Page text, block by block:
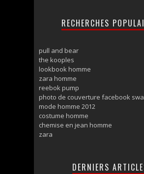
RECHERCHES
pull and bear
the kooples
lookbook homme
zara homme
reebok pump
photo de couverture facebook
mode homme 2012
costume homme
chemise en jean homme
zara
DERNIERS